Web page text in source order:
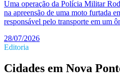
Uma operação da Polícia Militar
na apreensão de uma moto furtada
responsável pelo transporte em um
28/07/2026
Editoria
Cidades em Nova